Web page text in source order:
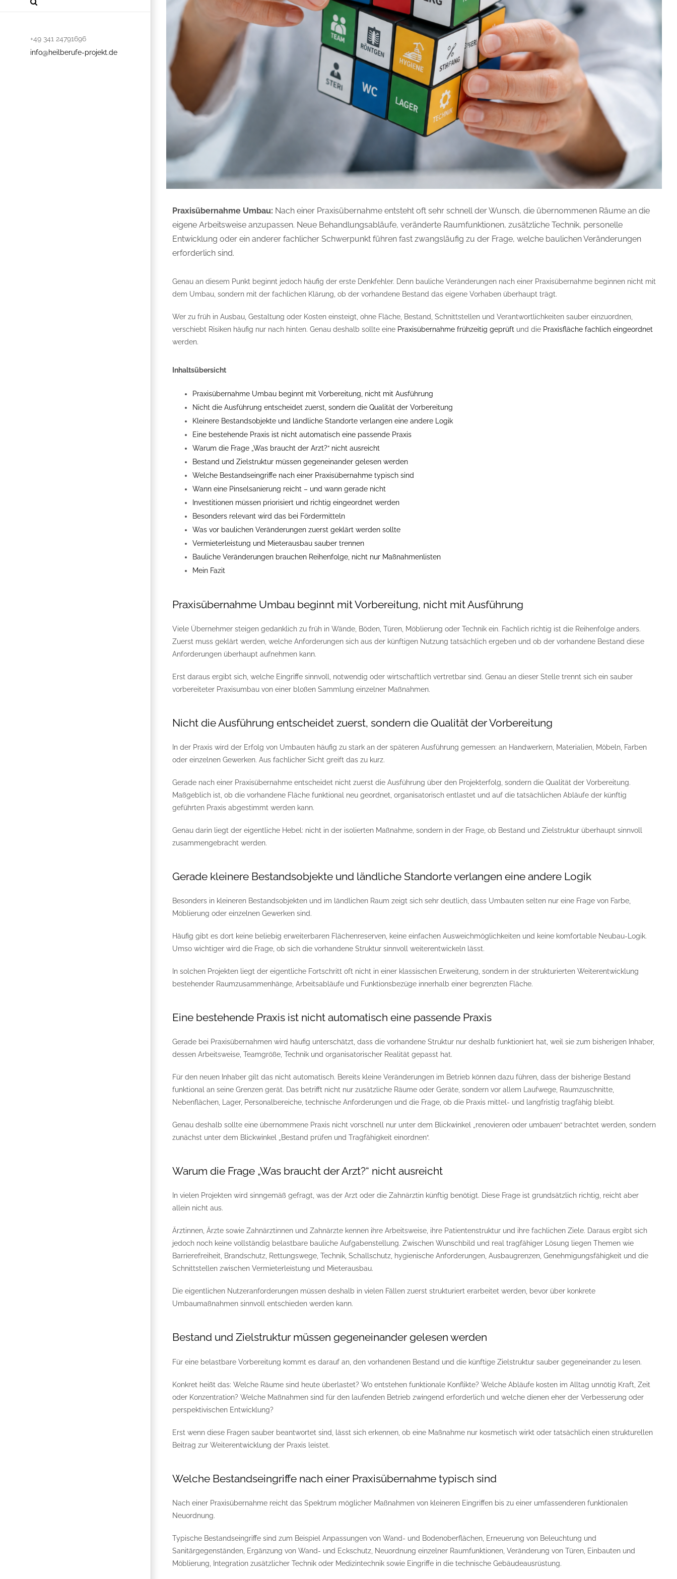
+49 341 24791696
info@heilberufe-projekt.de
Praxisübernahme Umbau: Nach einer Praxisübernahme entsteht oft sehr schnell der Wunsch, die übernommenen Räume an die
eigene Arbeitsweise anzupassen. Neue Behandlungsabläufe, veränderte Raumfunktionen, zusätzliche Technik, personelle
Entwicklung oder ein anderer fachlicher Schwerpunkt führen fast zwangsläufig zu der Frage, welche baulichen Veränderungen
erforderlich sind.
Genau an diesem Punkt beginnt jedoch häufig der erste Denkfehler. Denn bauliche Veränderungen nach einer Praxisübernahme beginnen nicht mit
dem Umbau, sondern mit der fachlichen Klärung, ob der vorhandene Bestand das eigene Vorhaben überhaupt trägt.
Wer zu früh in Ausbau, Gestaltung oder Kosten einsteigt, ohne Fläche, Bestand, Schnittstellen und Verantwortlichkeiten sauber einzuordnen,
verschiebt Risiken häufig nur nach hinten. Genau deshalb sollte eine Praxisübernahme frühzeitig geprüft und die Praxisfläche fachlich eingeordnet
werden.
Inhaltsübersicht
Praxisübernahme Umbau beginnt mit Vorbereitung, nicht mit Ausführung
Nicht die Ausführung entscheidet zuerst, sondern die Qualität der Vorbereitung
Kleinere Bestandsobjekte und ländliche Standorte verlangen eine andere Logik
Eine bestehende Praxis ist nicht automatisch eine passende Praxis
Warum die Frage „Was braucht der Arzt?“ nicht ausreicht
Bestand und Zielstruktur müssen gegeneinander gelesen werden
Welche Bestandseingriffe nach einer Praxisübernahme typisch sind
Wann eine Pinselsanierung reicht – und wann gerade nicht
Investitionen müssen priorisiert und richtig eingeordnet werden
Besonders relevant wird das bei Fördermitteln
Was vor baulichen Veränderungen zuerst geklärt werden sollte
Vermieterleistung und Mieterausbau sauber trennen
Bauliche Veränderungen brauchen Reihenfolge, nicht nur Maßnahmenlisten
Mein Fazit
Praxisübernahme Umbau beginnt mit Vorbereitung, nicht mit Ausführung
Viele Übernehmer steigen gedanklich zu früh in Wände, Böden, Türen, Möblierung oder Technik ein. Fachlich richtig ist die Reihenfolge anders.
Zuerst muss geklärt werden, welche Anforderungen sich aus der künftigen Nutzung tatsächlich ergeben und ob der vorhandene Bestand diese
Anforderungen überhaupt aufnehmen kann.
Erst daraus ergibt sich, welche Eingriffe sinnvoll, notwendig oder wirtschaftlich vertretbar sind. Genau an dieser Stelle trennt sich ein sauber
vorbereiteter Praxisumbau von einer bloßen Sammlung einzelner Maßnahmen.
Nicht die Ausführung entscheidet zuerst, sondern die Qualität der Vorbereitung
In der Praxis wird der Erfolg von Umbauten häufig zu stark an der späteren Ausführung gemessen: an Handwerkern, Materialien, Möbeln, Farben
oder einzelnen Gewerken. Aus fachlicher Sicht greift das zu kurz.
Gerade nach einer Praxisübernahme entscheidet nicht zuerst die Ausführung über den Projekterfolg, sondern die Qualität der Vorbereitung.
Maßgeblich ist, ob die vorhandene Fläche funktional neu geordnet, organisatorisch entlastet und auf die tatsächlichen Abläufe der künftig
geführten Praxis abgestimmt werden kann.
Genau darin liegt der eigentliche Hebel: nicht in der isolierten Maßnahme, sondern in der Frage, ob Bestand und Zielstruktur überhaupt sinnvoll
zusammengebracht werden.
Gerade kleinere Bestandsobjekte und ländliche Standorte verlangen eine andere Logik
Besonders in kleineren Bestandsobjekten und im ländlichen Raum zeigt sich sehr deutlich, dass Umbauten selten nur eine Frage von Farbe,
Möblierung oder einzelnen Gewerken sind.
Häufig gibt es dort keine beliebig erweiterbaren Flächenreserven, keine einfachen Ausweichmöglichkeiten und keine komfortable Neubau-Logik.
Umso wichtiger wird die Frage, ob sich die vorhandene Struktur sinnvoll weiterentwickeln lässt.
In solchen Projekten liegt der eigentliche Fortschritt oft nicht in einer klassischen Erweiterung, sondern in der strukturierten Weiterentwicklung
bestehender Raumzusammenhänge, Arbeitsabläufe und Funktionsbezüge innerhalb einer begrenzten Fläche.
Eine bestehende Praxis ist nicht automatisch eine passende Praxis
Gerade bei Praxisübernahmen wird häufig unterschätzt, dass die vorhandene Struktur nur deshalb funktioniert hat, weil sie zum bisherigen Inhaber,
dessen Arbeitsweise, Teamgröße, Technik und organisatorischer Realität gepasst hat.
Für den neuen Inhaber gilt das nicht automatisch. Bereits kleine Veränderungen im Betrieb können dazu führen, dass der bisherige Bestand
funktional an seine Grenzen gerät. Das betrifft nicht nur zusätzliche Räume oder Geräte, sondern vor allem Laufwege, Raumzuschnitte,
Nebenflächen, Lager, Personalbereiche, technische Anforderungen und die Frage, ob die Praxis mittel- und langfristig tragfähig bleibt.
Genau deshalb sollte eine übernommene Praxis nicht vorschnell nur unter dem Blickwinkel „renovieren oder umbauen“ betrachtet werden, sondern
zunächst unter dem Blickwinkel „Bestand prüfen und Tragfähigkeit einordnen“.
Warum die Frage „Was braucht der Arzt?“ nicht ausreicht
In vielen Projekten wird sinngemäß gefragt, was der Arzt oder die Zahnärztin künftig benötigt. Diese Frage ist grundsätzlich richtig, reicht aber
allein nicht aus.
Ärztinnen, Ärzte sowie Zahnärztinnen und Zahnärzte kennen ihre Arbeitsweise, ihre Patientenstruktur und ihre fachlichen Ziele. Daraus ergibt sich
jedoch noch keine vollständig belastbare bauliche Aufgabenstellung. Zwischen Wunschbild und real tragfähiger Lösung liegen Themen wie
Barrierefreiheit, Brandschutz, Rettungswege, Technik, Schallschutz, hygienische Anforderungen, Ausbaugrenzen, Genehmigungsfähigkeit und die
Schnittstellen zwischen Vermieterleistung und Mieterausbau.
Die eigentlichen Nutzeranforderungen müssen deshalb in vielen Fällen zuerst strukturiert erarbeitet werden, bevor über konkrete
Umbaumaßnahmen sinnvoll entschieden werden kann.
Bestand und Zielstruktur müssen gegeneinander gelesen werden
Für eine belastbare Vorbereitung kommt es darauf an, den vorhandenen Bestand und die künftige Zielstruktur sauber gegeneinander zu lesen.
Konkret heißt das: Welche Räume sind heute überlastet? Wo entstehen funktionale Konflikte? Welche Abläufe kosten im Alltag unnötig Kraft, Zeit
oder Konzentration? Welche Maßnahmen sind für den laufenden Betrieb zwingend erforderlich und welche dienen eher der Verbesserung oder
perspektivischen Entwicklung?
Erst wenn diese Fragen sauber beantwortet sind, lässt sich erkennen, ob eine Maßnahme nur kosmetisch wirkt oder tatsächlich einen strukturellen
Beitrag zur Weiterentwicklung der Praxis leistet.
Welche Bestandseingriffe nach einer Praxisübernahme typisch sind
Nach einer Praxisübernahme reicht das Spektrum möglicher Maßnahmen von kleineren Eingriffen bis zu einer umfassenderen funktionalen
Neuordnung.
Typische Bestandseingriffe sind zum Beispiel Anpassungen von Wand- und Bodenoberflächen, Erneuerung von Beleuchtung und
Sanitärgegenständen, Ergänzung von Wand- und Eckschutz, Neuordnung einzelner Raumfunktionen, Veränderung von Türen, Einbauten und
Möblierung, Integration zusätzlicher Technik oder Medizintechnik sowie Eingriffe in die technische Gebäudeausrüstung.